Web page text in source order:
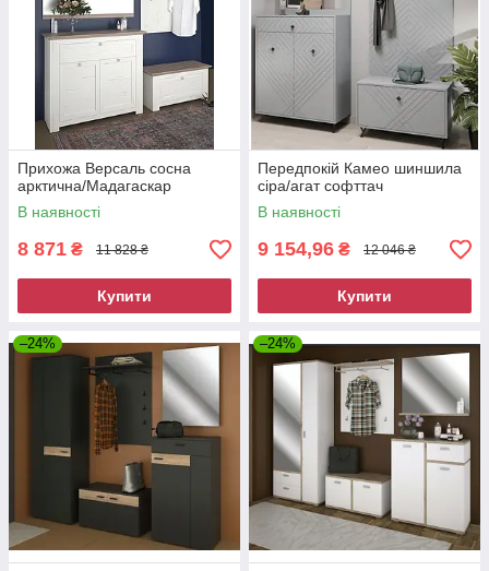
Прихожа Версаль сосна
арктична/Мадагаскар
В наявності
8 871 ₴ 11 828 ₴
Купити
Передпокій Камео шиншила
сіра/агат софттач
В наявності
9 154,96 ₴ 12 046 ₴
Купити
–24% –24%